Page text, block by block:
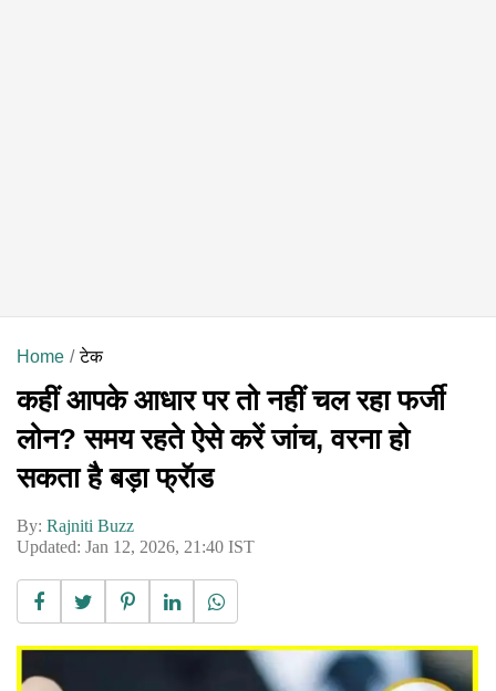
Home टेक
कहीं आपके आधार पर तो नहीं चल रहा फर्जी
लोन? समय रहते ऐसे करें जांच, वरना हो
सकता है बड़ा फ्रॅाड
By: Rajniti Buzz
Updated: Jan 12, 2026, 21:40 IST